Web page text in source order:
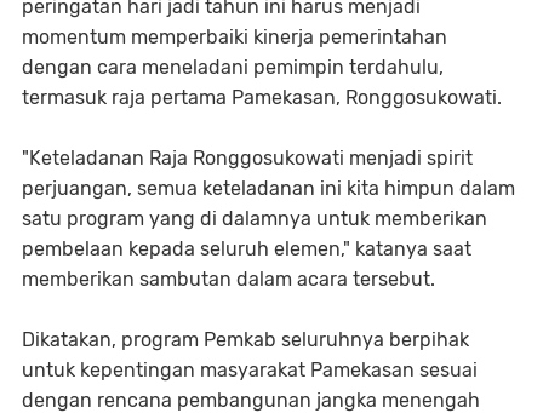
peringatan hari jadi tahun ini harus menjadi
momentum memperbaiki kinerja pemerintahan
dengan cara meneladani pemimpin terdahulu,
termasuk raja pertama Pamekasan, Ronggosukowati.
"Keteladanan Raja Ronggosukowati menjadi spirit
perjuangan, semua keteladanan ini kita himpun dalam
satu program yang di dalamnya untuk memberikan
pembelaan kepada seluruh elemen," katanya saat
memberikan sambutan dalam acara tersebut.
Dikatakan, program Pemkab seluruhnya berpihak
untuk kepentingan masyarakat Pamekasan sesuai
dengan rencana pembangunan jangka menengah